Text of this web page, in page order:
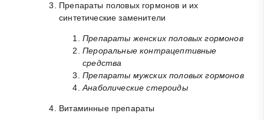
Препараты половых гормонов и их
синтетические заменители
Препараты женских половых гормонов
Пероральные контрацептивные
средства
Препараты мужских половых гормонов
Анаболические стероиды
Витаминные препараты